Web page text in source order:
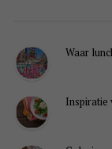
Waar
Inspiratie